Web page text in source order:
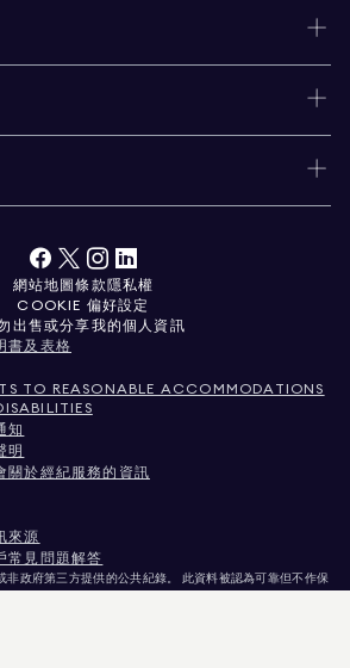
網站地圖條款 隱私權
COOKIE 偏好設定
出售或分享我的個人資訊
書及表格
TO REASONABLE ACCOMMODATIONS
知
明
關於經紀服務的資訊
來源
常見問題解答
非政府第三方提供的公共紀錄。 此資料被認為可靠但不作保